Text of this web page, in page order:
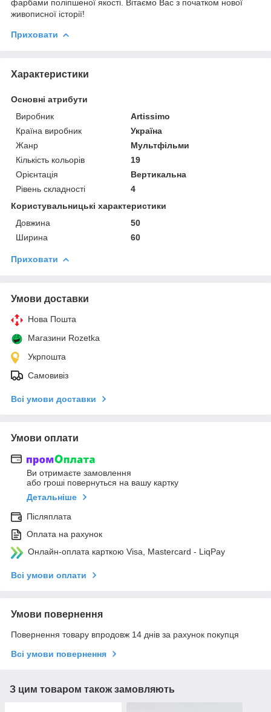
фарбами поліпшеної якості. Вітаємо Вас з початком нової
живописної історії!
Приховати
Характеристики
Основні атрибути
Виробник
Artissimo
Країна виробник
Україна
Жанр
Мультфільми
Кількість кольорів
19
Орієнтація
Вертикальна
Рівень складності
4
Користувальницькі характеристики
Довжина
50
Ширина
60
Приховати
Умови доставки
Нова Пошта
Магазини Rozetka
Укрпошта
Самовивіз
Всі умови доставки
Умови оплати
Ви отримаєте замовлення
або гроші повернуться на вашу картку
Детальніше
Післяплата
Оплата на рахунок
Онлайн-оплата карткою Visa, Mastercard - LiqPay
Всі умови оплати
Умови повернення
Повернення товару впродовж 14 днів за рахунок покупця
Всі умови повернення
З цим товаром також замовляють